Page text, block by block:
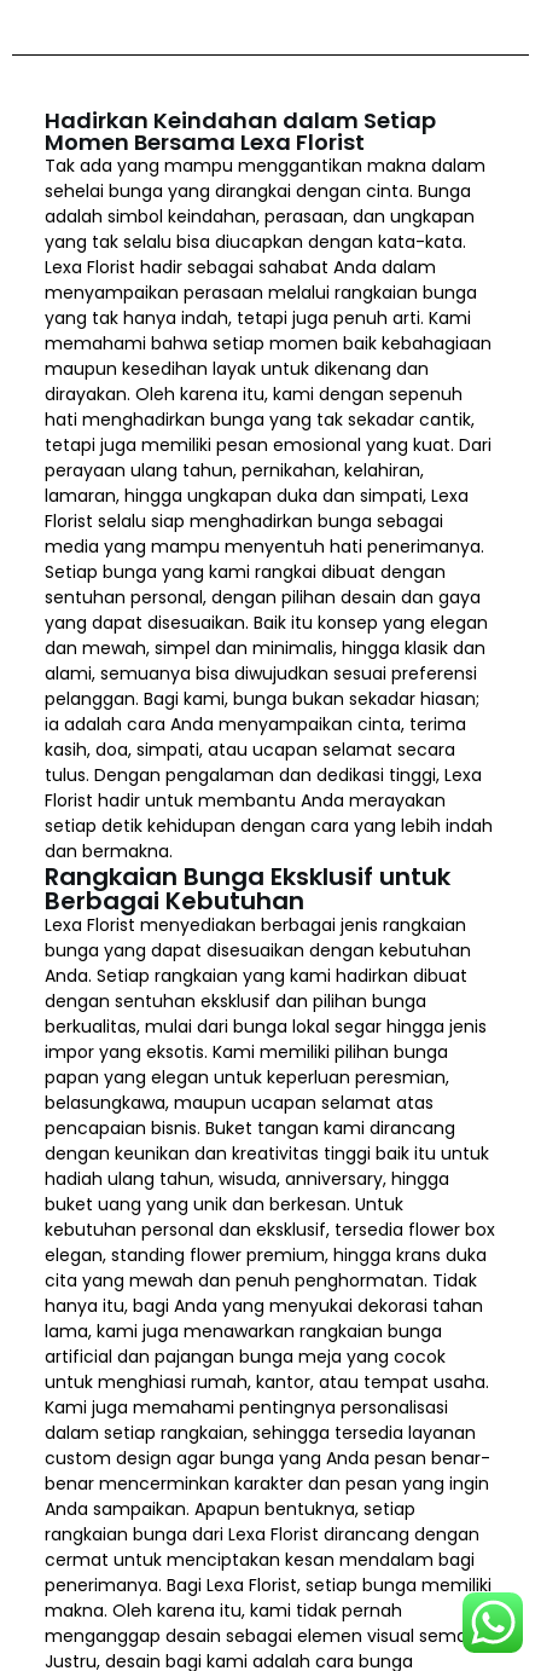
Hadirkan Keindahan dalam Setiap
Momen Bersama Lexa Florist
Tak ada yang mampu menggantikan makna dalam
sehelai bunga yang dirangkai dengan cinta. Bunga
adalah simbol keindahan, perasaan, dan ungkapan
yang tak selalu bisa diucapkan dengan kata-kata.
Lexa Florist hadir sebagai sahabat Anda dalam
menyampaikan perasaan melalui rangkaian bunga
yang tak hanya indah, tetapi juga penuh arti. Kami
memahami bahwa setiap momen baik kebahagiaan
maupun kesedihan layak untuk dikenang dan
dirayakan. Oleh karena itu, kami dengan sepenuh
hati menghadirkan bunga yang tak sekadar cantik,
tetapi juga memiliki pesan emosional yang kuat. Dari
perayaan ulang tahun, pernikahan, kelahiran,
lamaran, hingga ungkapan duka dan simpati, Lexa
Florist selalu siap menghadirkan bunga sebagai
media yang mampu menyentuh hati penerimanya.
Setiap bunga yang kami rangkai dibuat dengan
sentuhan personal, dengan pilihan desain dan gaya
yang dapat disesuaikan. Baik itu konsep yang elegan
dan mewah, simpel dan minimalis, hingga klasik dan
alami, semuanya bisa diwujudkan sesuai preferensi
pelanggan. Bagi kami, bunga bukan sekadar hiasan;
ia adalah cara Anda menyampaikan cinta, terima
kasih, doa, simpati, atau ucapan selamat secara
tulus. Dengan pengalaman dan dedikasi tinggi, Lexa
Florist hadir untuk membantu Anda merayakan
setiap detik kehidupan dengan cara yang lebih indah
dan bermakna.
Rangkaian Bunga Eksklusif untuk
Berbagai Kebutuhan
Lexa Florist menyediakan berbagai jenis rangkaian
bunga yang dapat disesuaikan dengan kebutuhan
Anda. Setiap rangkaian yang kami hadirkan dibuat
dengan sentuhan eksklusif dan pilihan bunga
berkualitas, mulai dari bunga lokal segar hingga jenis
impor yang eksotis. Kami memiliki pilihan bunga
papan yang elegan untuk keperluan peresmian,
belasungkawa, maupun ucapan selamat atas
pencapaian bisnis. Buket tangan kami dirancang
dengan keunikan dan kreativitas tinggi baik itu untuk
hadiah ulang tahun, wisuda, anniversary, hingga
buket uang yang unik dan berkesan. Untuk
kebutuhan personal dan eksklusif, tersedia flower box
elegan, standing flower premium, hingga krans duka
cita yang mewah dan penuh penghormatan. Tidak
hanya itu, bagi Anda yang menyukai dekorasi tahan
lama, kami juga menawarkan rangkaian bunga
artificial dan pajangan bunga meja yang cocok
untuk menghiasi rumah, kantor, atau tempat usaha.
Kami juga memahami pentingnya personalisasi
dalam setiap rangkaian, sehingga tersedia layanan
custom design agar bunga yang Anda pesan benar-
benar mencerminkan karakter dan pesan yang ingin
Anda sampaikan. Apapun bentuknya, setiap
rangkaian bunga dari Lexa Florist dirancang dengan
cermat untuk menciptakan kesan mendalam bagi
penerimanya. Bagi Lexa Florist, setiap bunga memiliki
makna. Oleh karena itu, kami tidak pernah
menganggap desain sebagai elemen visual semata.
Justru, desain bagi kami adalah cara bunga